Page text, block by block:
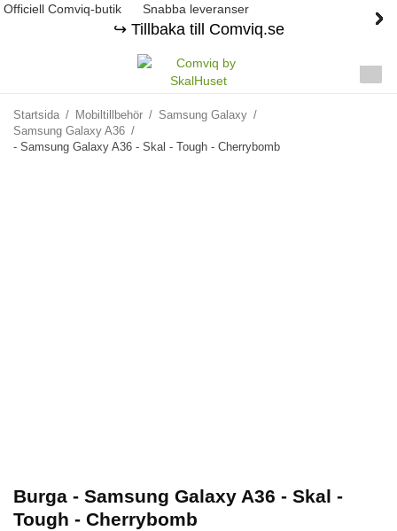
Officiell Comviq-butik Snabba leveranser
↪️ Tillbaka till Comviq.se
Startsida / Mobiltillbehör / Samsung Galaxy /
Samsung Galaxy A36 /
- Samsung Galaxy A36 - Skal - Tough - Cherrybomb
Burga - Samsung Galaxy A36 - Skal -
Tough - Cherrybomb